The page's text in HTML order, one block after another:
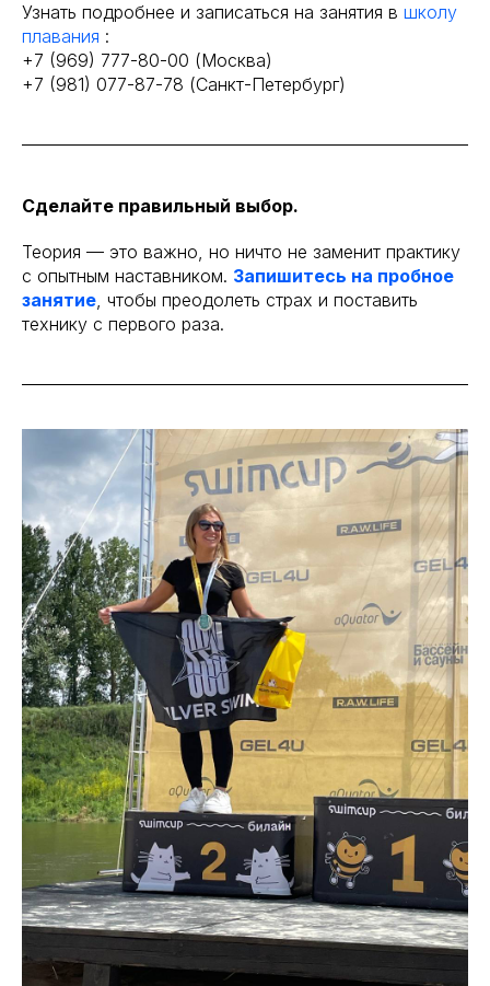
Узнать подробнее и записаться на занятия в школу
плавания :
+7 (969) 777-80-00 (Москва)
+7 (981) 077-87-78 (Санкт-Петербург)
Сделайте правильный выбор.
Теория — это важно, но ничто не заменит практику
с опытным наставником. Запишитесь на пробное
занятие, чтобы преодолеть страх и поставить
технику с первого раза.